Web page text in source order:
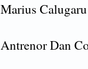
Marius
Antrenor Dan